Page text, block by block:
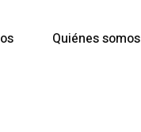
Quiénes somos